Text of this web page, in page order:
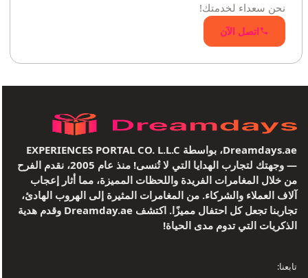
نحن سعداء لخدمتك!
اتصل الآن
Dreamdays.ae، بواسطة EXPERIENCES PORTAL CO. L.L.C
— وجهتك لتجارب الهدايا التي لا تُنسى! منذ عام 2005، نقدم الفرح
من خلال المغامرات الفريدة واللحظات المميزة، مما أثار إعجاب
آلاف العملاء والشركاء. من المغامرات المثيرة إلى الهروب الهادئ،
تجاربنا تجعل كل احتفال مميزًا. اكتشف Dreamday.ae وقدم هدية
الذكريات التي تدوم مدى الحياة!
تابعنا: